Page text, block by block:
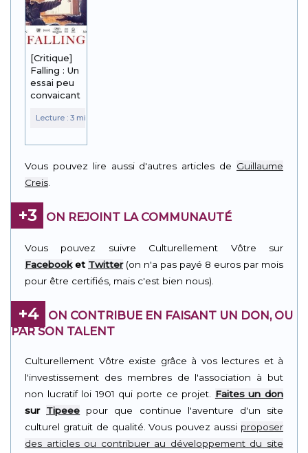
[Critique]
Falling : Un
essai peu
convaicant
Vous pouvez lire aussi d'autres articles de Guillaume
Creis.
+3 ON REJOINT LA COMMUNAUTÉ
Vous pouvez suivre Culturellement Vôtre sur
Facebooket Twitter(on n'a pas payé 8 euros par mois
pour être certifiés, mais c'est bien nous).
+4
ON CONTRIBUE EN FAISANT UN DON, OU
PAR SON TALENT
Culturellement Vôtre existe grâce à vos lectures et à
l'investissement des membres de l'association à but
non lucratif loi 1901 qui porte ce projet. Faites un don
sur Tipeee pour que continue l'aventure d'un site
culturel gratuit de qualité. Vous pouvez aussi proposer
des articles ou contribuer au développement du site